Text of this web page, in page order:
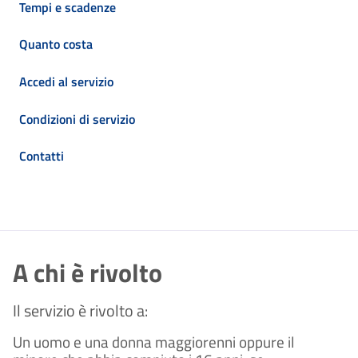
Tempi e scadenze
Quanto costa
Accedi al servizio
Condizioni di servizio
Contatti
A chi è rivolto
Il servizio è rivolto a:
Un uomo e una donna maggiorenni oppure il